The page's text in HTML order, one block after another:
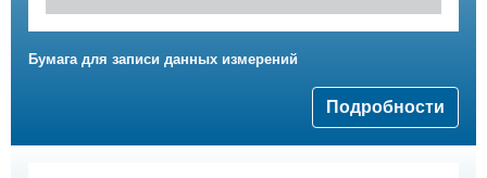
Бумага для записи данных измерений
Подробности